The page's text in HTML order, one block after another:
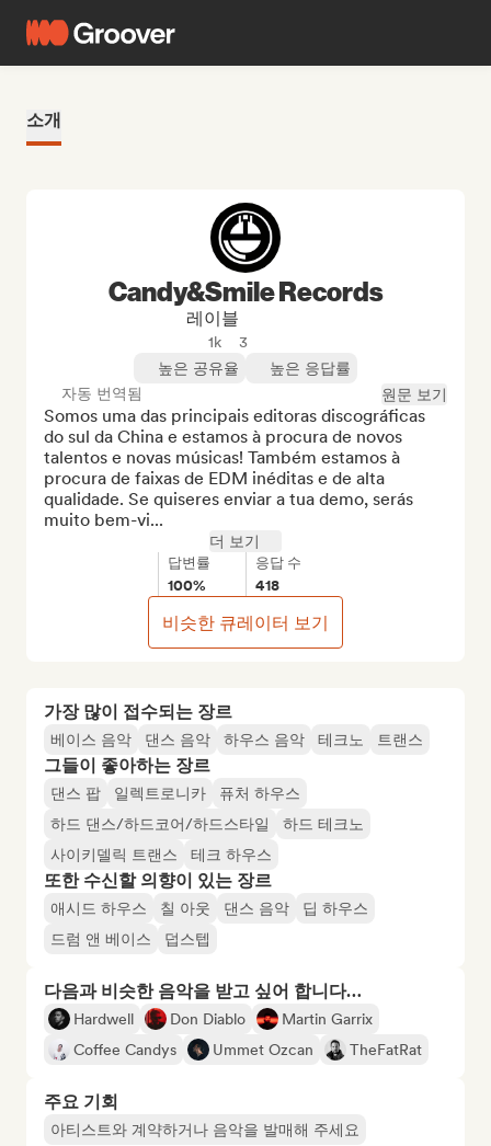
소개
가장 많이 접수되는 장르
베이스 음악 댄스 음악 하우스 음악 테크노 트랜스
그들이 좋아하는 장르
댄스 팝 일렉트로니카
퓨처 하우스
하드 댄스/하드코어/하드스타일
하드 테크노
사이키델릭 트랜스
테크 하우스
또한 수신할 의향이 있는 장르
애시드 하우스 칠 아웃 댄스 음악
딥 하우스
드럼 앤 베이스
덥스텝
다음과 비슷한 음악을 받고 싶어 합니다…
Hardwell Don Diablo
Martin Garrix
Coffee Candys
Ummet Ozcan TheFatRat
주요 기회
아티스트와 계약하거나 음악을 발매해 주세요
Candy&Smile Records
레이블
1k
3
높은 공유율
높은 응답률
자동 번역됨
원문 보기
Somos uma das principais editoras discográficas
do sul da China e estamos à procura de novos
talentos e novas músicas! Também estamos à
procura de faixas de EDM inéditas e de alta
qualidade. Se quiseres enviar a tua demo, serás
muito bem-vi...
더 보기
답변률
100%
응답 수
418
비슷한 큐레이터 보기